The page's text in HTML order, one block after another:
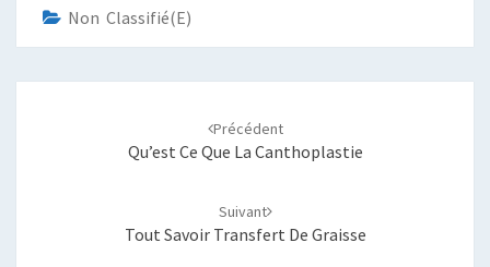
Non Classifié(e)
Précédent
Qu’est Ce Que La Canthoplastie
Suivant
Tout Savoir Transfert De Graisse